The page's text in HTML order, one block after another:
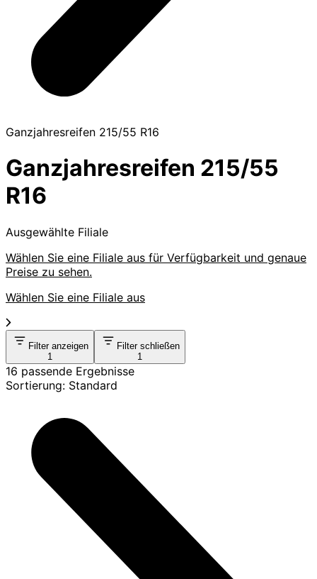
Ganzjahresreifen 215/55 R16
Ganzjahresreifen 215/55
R16
Ausgewählte Filiale
Wählen Sie eine Filiale aus für Verfügbarkeit und genaue
Preise zu sehen.
Wählen Sie eine Filiale aus
Filter anzeigen
1
Filter schließen
1
16 passende Ergebnisse
Sortierung: Standard